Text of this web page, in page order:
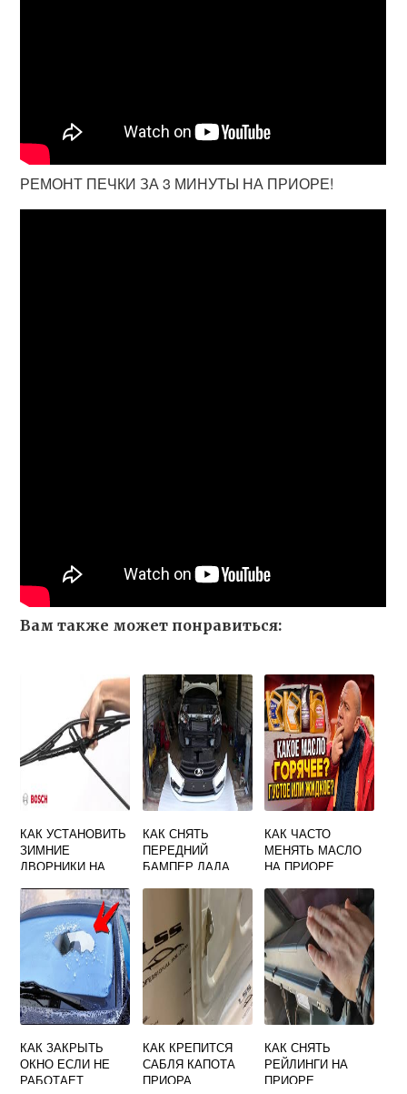
РЕМОНТ ПЕЧКИ ЗА 3 МИНУТЫ НА ПРИОРЕ!
Вам также может понравиться:
КАК УСТАНОВИТЬ
ЗИМНИЕ
ДВОРНИКИ НА
КАК СНЯТЬ
ПЕРЕДНИЙ
БАМПЕР ЛАДА
КАК ЧАСТО
МЕНЯТЬ МАСЛО
НА ПРИОРЕ
КАК ЗАКРЫТЬ
ОКНО ЕСЛИ НЕ
РАБОТАЕТ
КАК КРЕПИТСЯ
САБЛЯ КАПОТА
ПРИОРА
КАК СНЯТЬ
РЕЙЛИНГИ НА
ПРИОРЕ